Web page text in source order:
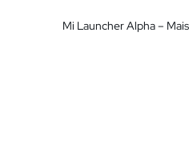
Mi Launcher Alpha –